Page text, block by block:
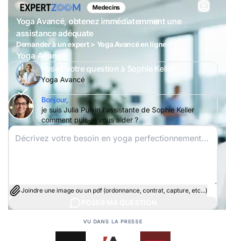
Medecins
Yoga Avancé, obtenez immédiatemment une
assistance adéquate
Demander à un expert > Yoga Avancé en ligne
Yoga Avancé
Posez votre question à Sophie Keller
Yoga Avancé
Bonjour,
je suis Julia Pulvin l'assistante de Sophie Keller
comment puis-je vous aider ?
Joindre une image ou un pdf (ordonnance, contrat, capture, etc...)
VU DANS LA PRESSE